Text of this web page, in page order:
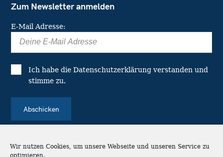
Wir nutzen Cookies, um unsere Webseite und unseren Service zu
optimieren.
Zum Newsletter anmelden
E-Mail Adresse:
Ich habe die Datenschutzerklärung verstanden und
stimme zu.